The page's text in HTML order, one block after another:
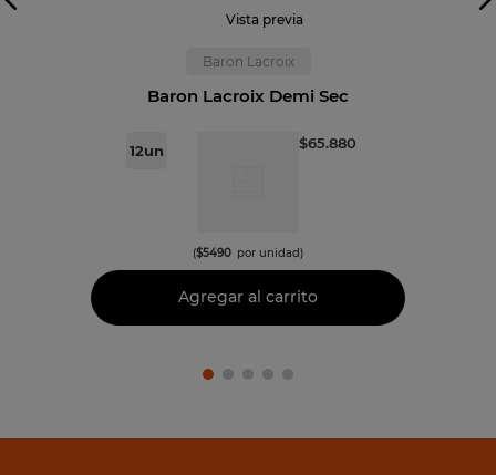
Vista previa
Baron Lacroix
Baron Lacroix Demi Sec
12un $65.880
($5490 por unidad)
Agregar al carrito